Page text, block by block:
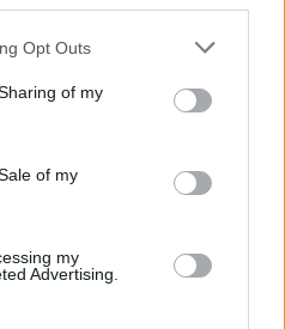
Opt Outs
of my
of my
my
Advertising.